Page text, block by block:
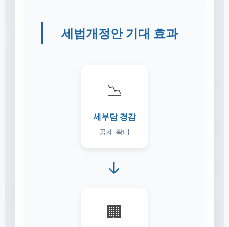
세법개정안 기대 효과
📉
세부담 경감
공제 확대
→
🏢